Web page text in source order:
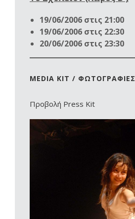
19/06/2006 στις 21:00
19/06/2006 στις 22:30
20/06/2006 στις 23:30
MEDIA KIT / ΦΩΤΟΓΡΑΦΙΕΣ
Προβολή Press Kit